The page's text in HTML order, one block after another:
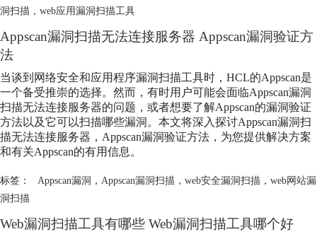
洞扫描 ， web应用漏洞扫描工具
Appscan漏洞扫描无法连接服务器 Appscan漏洞验证方
法
当谈到网络安全和应用程序漏洞扫描工具时，HCL的Appscan是
一个备受推崇的选择。然而，有时用户可能会面临Appscan漏洞
扫描无法连接服务器的问题，或者想要了解Appscan的漏洞验证
方法以及它可以扫描哪些漏洞。本文将深入探讨Appscan漏洞扫
描无法连接服务器，Appscan漏洞验证方法，为您提供解决方案
和有关Appscan的有用信息。
标签： Appscan漏洞 ， Appscan漏洞扫描， web安全漏洞扫描， web网站漏
洞扫描
Web漏洞扫描工具有哪些 Web漏洞扫描工具哪个好